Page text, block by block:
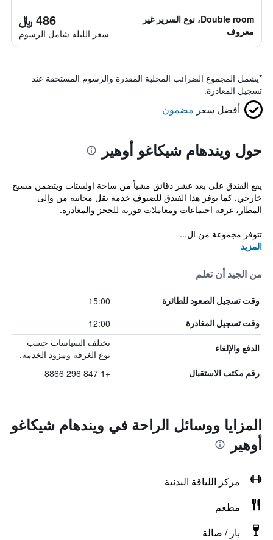
Double room، نوع السرير غير
معروف
486 ﷼
سعر الليلة شامل الرسوم
*يشمل المجموع الضرائب المحلية المقدرة والرسوم المستحقة عند
تسجيل المغادرة.
أفضل سعر مضمون
حول ويندهام شيكاغو أوهير
يقع الفندق على بعد عشر دقائق مشياً من ساحة اولستات ويتضمن مسبح
خارجي. كما يوفر هذا الفندق للضيوف خدمة نقل مجانية من وإلى
المطار، غرفة اجتماعات ومعاملات فورية للحجز والمغادرة.
تتوفر مجموعة من ال...
المزيد
من الجيد أن تعلم
وقت تسجيل الصعود للطائرة 15:00
وقت تسجيل المغادرة 12:00
الدفع والإلغاء
تختلف السياسات حسب
نوع الغرفة ومزود الخدمة.
رقم مكتب الاستقبال +1 847 296 8866
المزايا ووسائل الراحة في ويندهام شيكاغو
أوهير
مركز اللياقة البدنية
مطعم
بار / صالة